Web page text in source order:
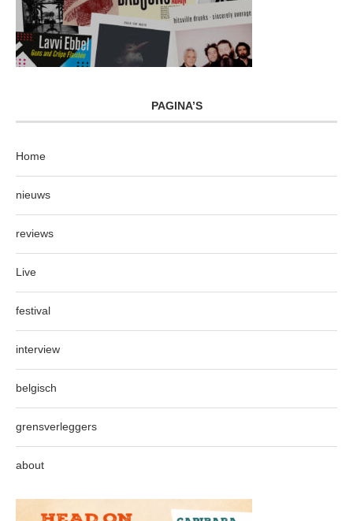
PAGINA’S
Home
nieuws
reviews
Live
festival
interview
belgisch
grensverleggers
about